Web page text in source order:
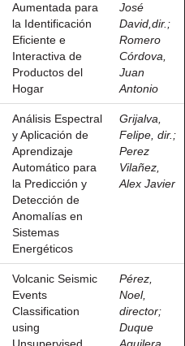
Aumentada para
la Identificación
Eficiente e
Interactiva de
Productos del
Hogar
José
David,dir. ;
Romero
Córdova,
Juan
Antonio
Análisis Espectral
y Aplicación de
Aprendizaje
Automático para
la Predicción y
Detección de
Anomalías en
Sistemas
Energéticos
Grijalva,
Felipe, dir. ;
Perez
Vilañez,
Alex Javier
Volcanic Seismic
Events
Classification
using
Pérez,
Noel,
director;
Duque